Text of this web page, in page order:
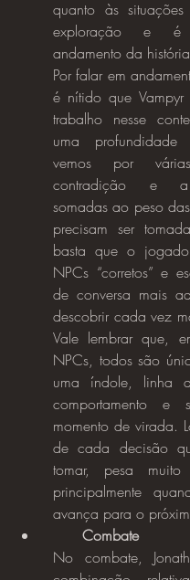
quanto às
exploração e
andamento da
Por falar em
é nítido que
trabalho nesse
uma
vemos por
contradição e a
somadas ao peso
precisam ser
basta que o
NPCs “corretos” e
de conversa mais
descobrir cada vez
Vale lembrar que,
NPCs, todos são
uma índole, linha
comportamento e
momento de virada.
de cada decisão
tomar, pesa
principalmente
avança para o
Combate
No combate,